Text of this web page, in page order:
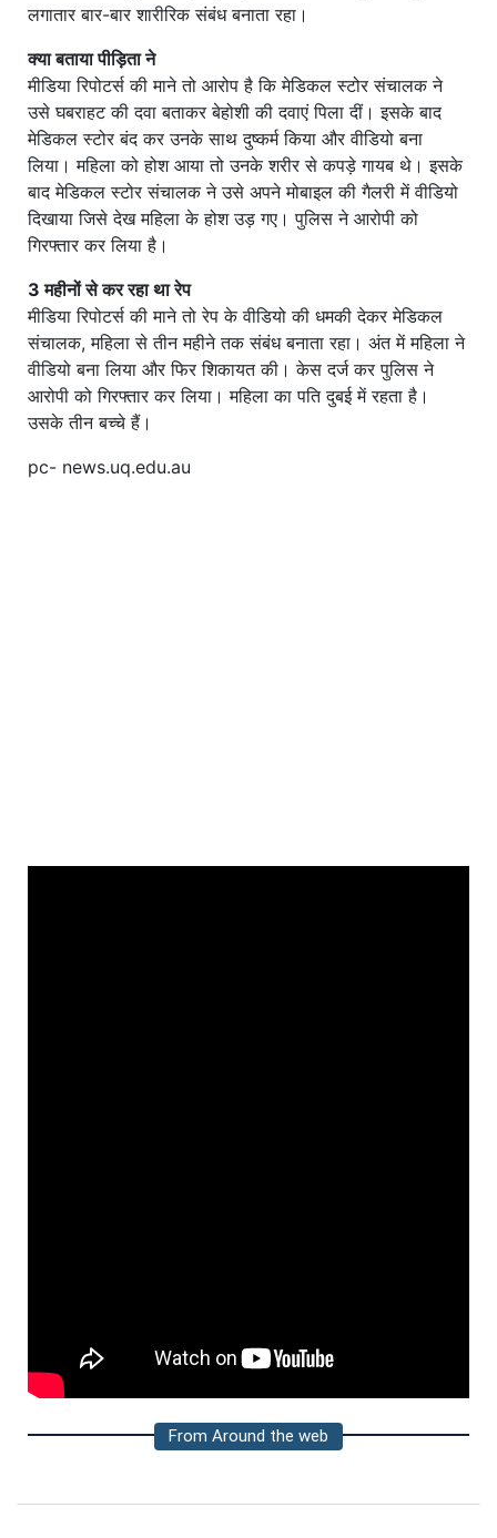
लगातार बार-बार शारीरिक संबंध बनाता रहा।
क्या बताया पीड़िता ने
मीडिया रिपोटर्स की माने तो आरोप है कि मेडिकल स्टोर संचालक ने
उसे घबराहट की दवा बताकर बेहोशी की दवाएं पिला दीं। इसके बाद
मेडिकल स्टोर बंद कर उनके साथ दुष्कर्म किया और वीडियो बना
लिया। महिला को होश आया तो उनके शरीर से कपड़े गायब थे। इसके
बाद मेडिकल स्टोर संचालक ने उसे अपने मोबाइल की गैलरी में वीडियो
दिखाया जिसे देख महिला के होश उड़ गए। पुलिस ने आरोपी को
गिरफ्तार कर लिया है।
3 महीनों से कर रहा था रेप
मीडिया रिपोटर्स की माने तो रेप के वीडियो की धमकी देकर मेडिकल
संचालक, महिला से तीन महीने तक संबंध बनाता रहा। अंत में महिला ने
वीडियो बना लिया और फिर शिकायत की। केस दर्ज कर पुलिस ने
आरोपी को गिरफ्तार कर लिया। महिला का पति दुबई में रहता है।
उसके तीन बच्चे हैं।
pc- news.uq.edu.au
From Around the web